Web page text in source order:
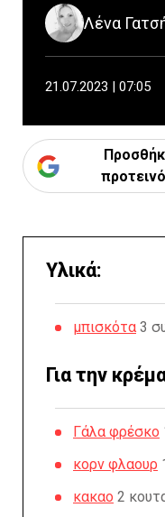
Λένα
21.07.2023 | 07:05
Υλικά:
μπισκότα 3
Για την
Γάλα φρέσκο
κορν φλαουρ
κακαο 2